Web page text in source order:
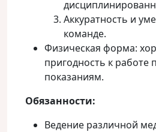
Аккуратность и
команде.
Физическая форма:
пригодность к работе
показаниям.
Обязанности:
Ведение различной